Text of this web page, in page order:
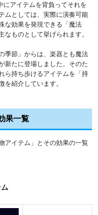
アイテムを背負ってそれを
ムとしては、実際に演奏可能
な効果を発現できる「魔法
なものとして挙げられます。
季節」からは、楽器とも魔法
新たに登場しました。そのた
ら持ち歩けるアイテムを「持
を紹介しています。
果一覧
アイテム」とその効果の一覧